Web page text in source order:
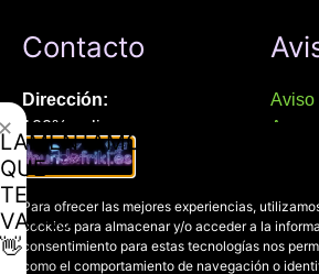
Para ofrecer las mejores experiencias,
cookies para almacenar y/o acceder a la
consentimiento para estas tecnologías nos
como el comportamiento de navegación o
Contacto
Dirección:
100% online
Manresa (08241), Barcelona
Chat Whatsapp (solo texto):
+34 689 800 662
Aviso
LAMENTAMOS
QUE
TE
VAYAS
👋